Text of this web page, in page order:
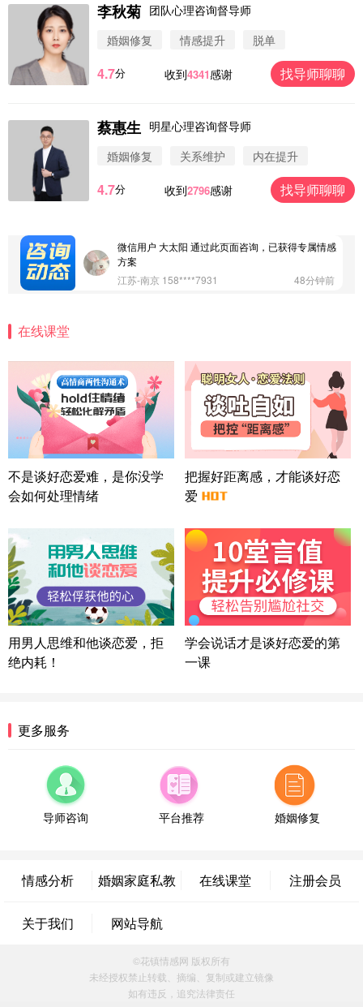
李秋菊 团队心理咨询督导师
婚姻修复
情感提升 脱单
4.7分 收到4341感谢 找导师聊聊
蔡惠生 明星心理咨询督导师
婚姻修复
关系维护 内在提升
4.7分 收到2796感谢 找导师聊聊
微信用户 圆圈 通过此页面咨询，已获得专属情感方
案
微信用户 Vnno 通过此页面咨询，已获得专属情感方
微信用户 大太阳 通过此页面咨询，已获得专属情感
方案
江苏-南京 158****7931
48分钟前
情感方案
北京-朝阳 151****3189
22分钟前
微信用户 巧?媚儿 通过此页面咨询，已获得专属情感
方案
上海-浦东 177****9074
56分钟前
微信用户 Liberty 通过此页面咨询，已获得专属情感
方案
广东-广州 188****5632
湖北-武汉 135****7410
41分钟前
微信用户 困困魚? 通过此页面咨询，已获得专属情感
方案
陕西-西安 139****6283
3分钟前
情感方案
浙江-宁波 150****8921
福建-厦门 159****4462
53分钟前
微信用户 凌乱小羊 通过此页面咨询，已获得专属情
辽宁-大连 176****2843
39分钟前
属情感方案
微信用户 墨笙 通过此页面咨询，已获得专属情感方
案
江苏-苏州 188****5187
在线课堂
不是谈好恋爱难，是你没学
会如何处理情绪
把握好距离感，才能谈好恋
爱
用男人思维和他谈恋爱，拒
绝内耗！
学会说话才是谈好恋爱的第
一课
更多服务
导师咨询 平台推荐 婚姻修复
情感分析 婚姻家庭私教 在线课堂 注册会员
关于我们 网站导航
©花镇情感网 版权所有
未经授权禁止转载、摘编、复制或建立镜像
如有违反，追究法律责任